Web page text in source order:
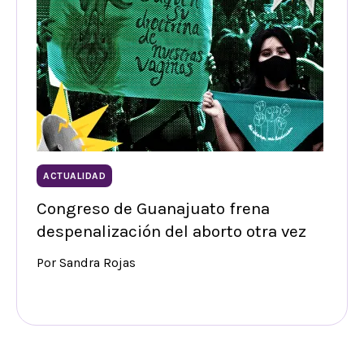
ACTUALIDAD
Congreso de Guanajuato frena
despenalización del aborto otra vez
Por Sandra Rojas